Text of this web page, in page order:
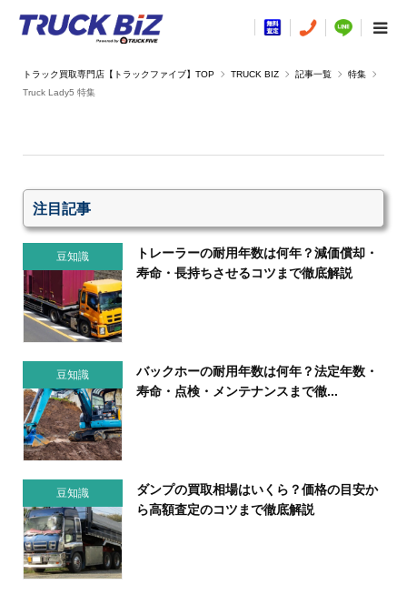
TRUCK BIZ 記事一覧
特集
Truck Lady5 特集
注目記事
豆知識
トレーラーの耐用年数は何年？減価償却・
寿命・長持ちさせるコツまで徹底解説
豆知識
バックホーの耐用年数は何年？法定年数・
寿命・点検・メンテナンスまで徹...
豆知識
ダンプの買取相場はいくら？価格の目安か
ら高額査定のコツまで徹底解説